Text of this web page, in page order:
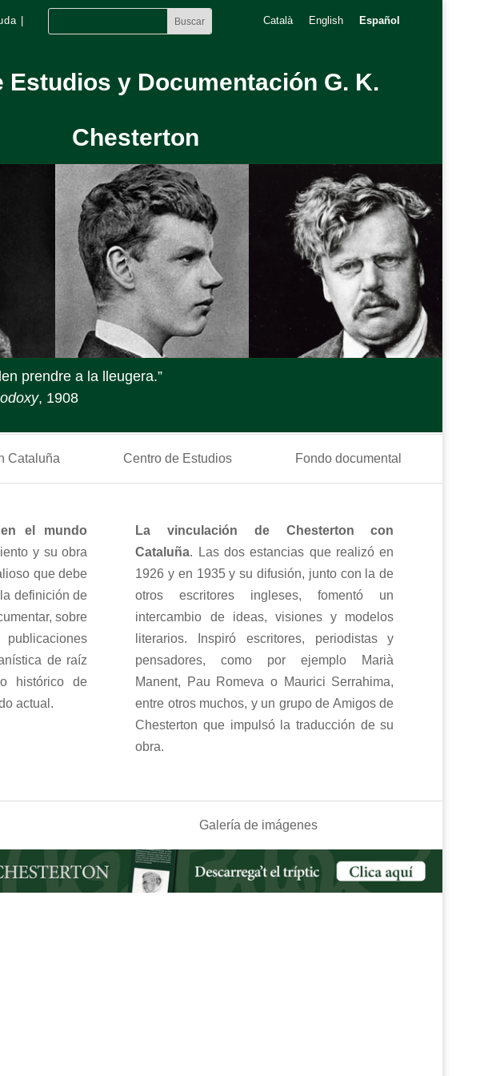
| Català English Español
Estudios y Documentación G. K.
Chesterton
prendre a la lleugera.”
, 1908
Cataluña Centro de Estudios Fondo documental
el mundo
y su obra
que debe
definición de
sobre
de raíz
histórico de
actual.
La vinculación de Chesterton con
Cataluña. Las dos estancias que realizó en
1926 y en 1935 y su difusión, junto con la de
otros escritores ingleses, fomentó un
intercambio de ideas, visiones y modelos
literarios. Inspiró escritores, periodistas y
pensadores, como por ejemplo Marià
Manent, Pau Romeva o Maurici Serrahima,
entre otros muchos, y un grupo de Amigos de
Chesterton que impulsó la traducción de su
obra.
Galería de imágenes